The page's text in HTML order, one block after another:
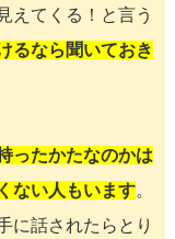
えてくる！と言う
るなら聞いておき
ったかたなのかは
ない人もいます。
に話されたらとり